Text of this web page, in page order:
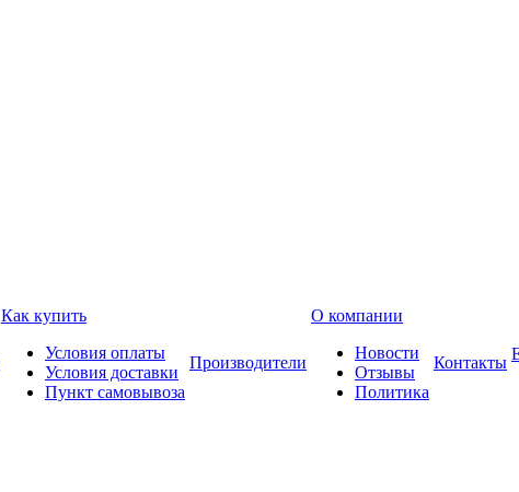
Как купить
Условия оплаты
Условия доставки
Пункт самовывоза
Производители
О компании
Новости
Отзывы
Политика
Контакты